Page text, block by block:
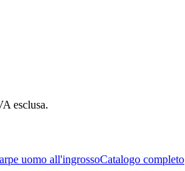
esclusa.
uomo all'ingrossoCatalogo completo